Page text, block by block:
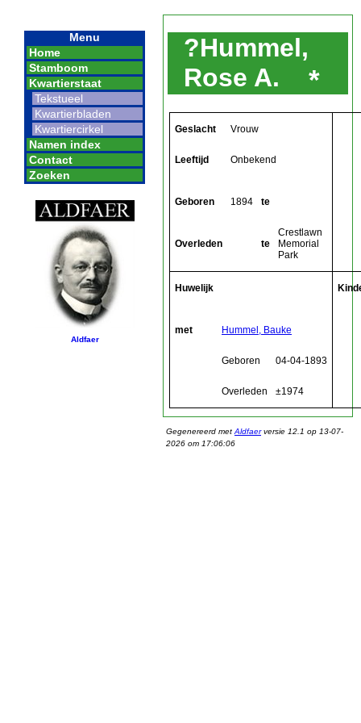
Menu
Home
Stamboom
Kwartierstaat
Tekstueel
Kwartierbladen
Kwartiercirkel
Namen index
Contact
Zoeken
Aldfaer
?Hummel,
Rose A. *
Geslacht Vrouw
Leeftijd Onbekend
Geboren 1894 te
Overleden te
Crestlawn
Memorial
Park
Huwelijk
met Hummel, Bauke
Geboren 04-04-1893
Overleden ±1974
Gegenereerd met Aldfaerversie 12.1 op 13-07-
2026 om 17:06:06